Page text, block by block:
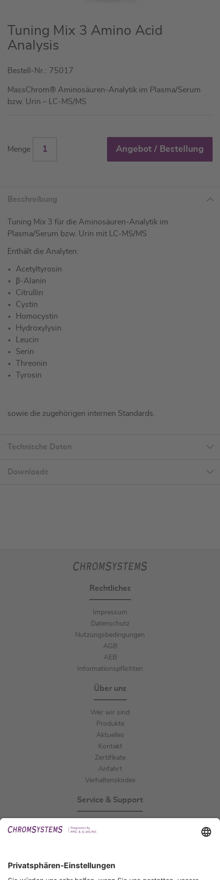
Zum
Anfang
der
springen
Tuning Mix 3 Amino Acid
Analysis
Bestell-Nr.: 75017
MassChrom® Aminosäuren-Analytik im Plasma/Serum
bzw. Urin – LC-MS/MS
Menge Angebot / Bestellung
Beschreibung
Tuning Mix 3 für die Aminosäuren-Analytik im
Plasma/Serum bzw. Urin mit LC-MS/MS
Enthält die Analyten:
Acetyltyrosin
β-Alanin
Citrullin
Cystin
Homocystin
Hydroxylysin
Leucin
Serin
Threonin
Tyrosin
sowie die zugehörigen internen Standards.
Technische Daten
Downloads
Rechtliches
Impressum
Datenschutz
Nutzungsbedingungen
AGB
AEB
Informationspflichten
Über uns
Wer wir sind
Produkte
Aktuelles
Kontakt
Zertifikate
Anfahrt
Verhaltenskodex
Service & Support
IFU anfordern